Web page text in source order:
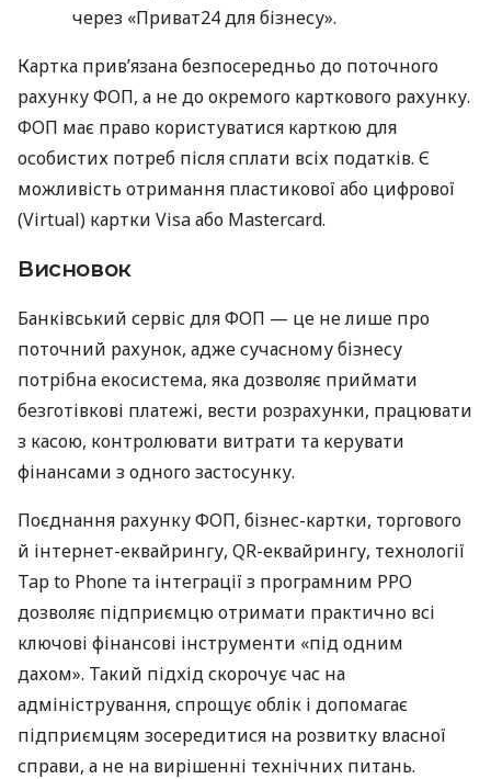
через «Приват24 для бізнесу».
Картка прив’язана безпосередньо до поточного
рахунку ФОП, а не до окремого карткового рахунку.
ФОП має право користуватися карткою для
особистих потреб після сплати всіх податків. Є
можливість отримання пластикової або цифрової
(Virtual) картки Visa або Mastercard.
Висновок
Банківський сервіс для ФОП — це не лише про
поточний рахунок, адже сучасному бізнесу
потрібна екосистема, яка дозволяє приймати
безготівкові платежі, вести розрахунки, працювати
з касою, контролювати витрати та керувати
фінансами з одного застосунку.
Поєднання рахунку ФОП, бізнес-картки, торгового
й інтернет-еквайрингу, QR-еквайрингу, технології
Tap to Phone та інтеграції з програмним РРО
дозволяє підприємцю отримати практично всі
ключові фінансові інструменти «під одним
дахом». Такий підхід скорочує час на
адміністрування, спрощує облік і допомагає
підприємцям зосередитися на розвитку власної
справи, а не на вирішенні технічних питань.